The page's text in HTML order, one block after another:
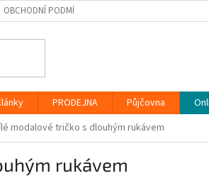
OBCHODNÍ PODMÍNKY PODMÍNKY OCHRANY
PRODEJNA Půjčovna
modalové tričko s dlouhým rukávem
rukávem